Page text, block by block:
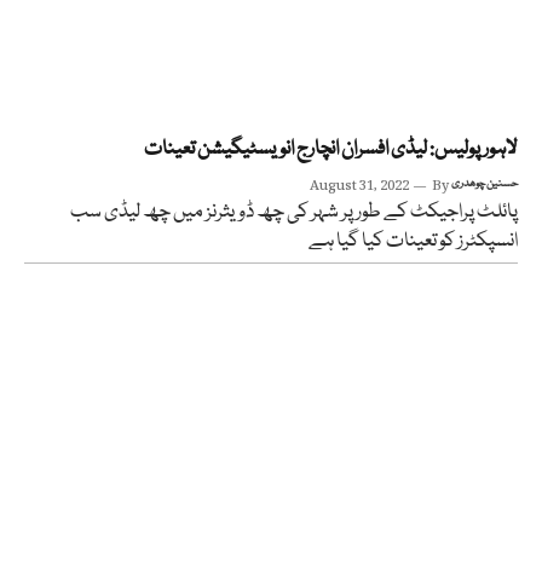
لاہور پولیس: لیڈی افسران انچارج انویسٹیگیشن تعینات
August 31, 2022 Byحسنین چوھدری
پائلٹ پراجیکٹ کے طور پر شہر کی چھ ڈویثرنز میں چھ لیڈی سب
انسپکٹرز کو تعینات کیا گیا ہے